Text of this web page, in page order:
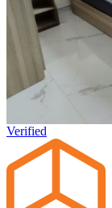
Verified